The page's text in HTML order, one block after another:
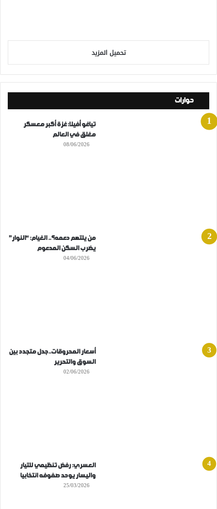
تحميل المزيد
حوارات
تياغو أفيلا: غزة أكبر معسكر
مغلق في العالم
08/06/2026
من يلتهم دعمه؟.. الغيام: “النوار”
يضرب السكن المدعوم
04/06/2026
أسعار المحروقات..جدل متجدد بين
السوق والتحرير
02/06/2026
العسري: رفض تنظيمي للتيار
واليسار يوحد صفوفه انتخابيا
25/03/2026